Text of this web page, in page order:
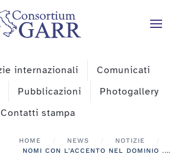
internazionali
Comunicati
Pubblicazioni
Photogallery
Contatti stampa
HOME NEWS
NOTIZIE
NOMI CON L'ACCENTO NEL DOMINIO .IT